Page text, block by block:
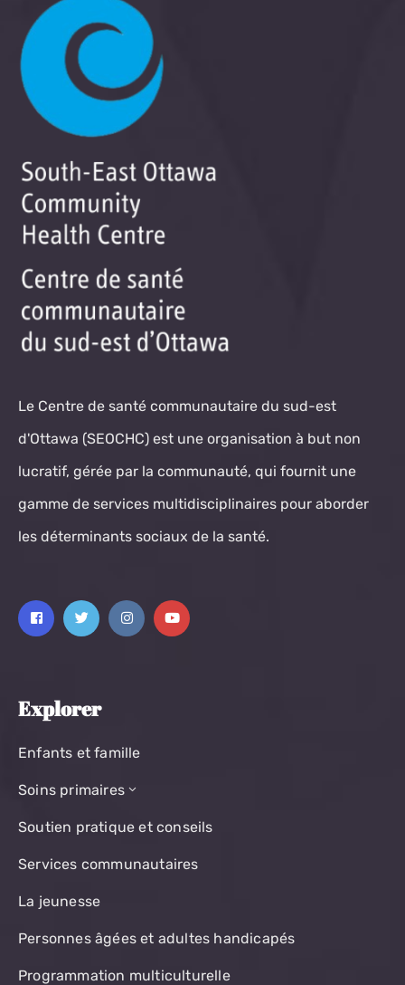
Le Centre de santé communautaire du sud-est
d'Ottawa (SEOCHC) est une organisation à but non
lucratif, gérée par la communauté, qui fournit une
gamme de services multidisciplinaires pour aborder
les déterminants sociaux de la santé.
Explorer
Enfants et famille
Soins primaires
Soutien pratique et conseils
Services communautaires
La jeunesse
Personnes âgées et adultes handicapés
Programmation multiculturelle